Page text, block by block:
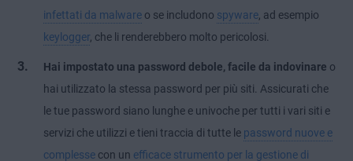
infettati da malware o se includono spyware , ad esempio
keylogger , che li renderebbero molto pericolosi.
Hai impostato una password debole, facile da indovinare o
hai utilizzato la stessa password per più siti. Assicurati che
le tue password siano lunghe e univoche per tutti i vari siti e
servizi che utilizzi e tieni traccia di tutte le password nuove e
complesse con un efficace strumento per la gestione di